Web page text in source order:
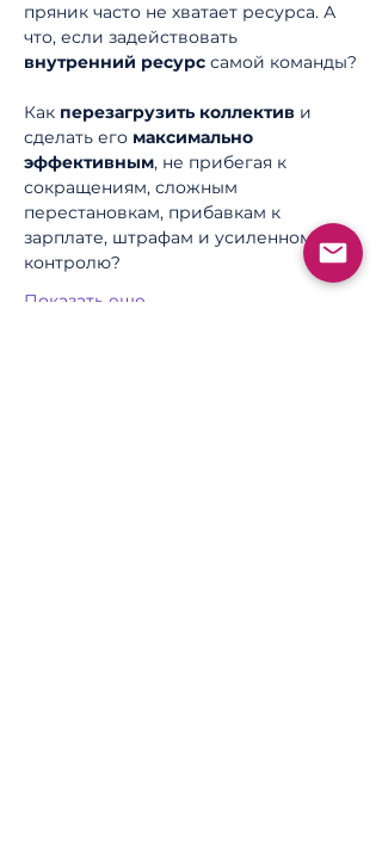
пряник часто не хватает ресурса. А
что, если задействовать
внутренний ресурс самой команды?
Как перезагрузить коллектив и
сделать его максимально
эффективным, не прибегая к
сокращениям, сложным
перестановкам, прибавкам к
зарплате, штрафам и усиленному
контролю?
Показать еще